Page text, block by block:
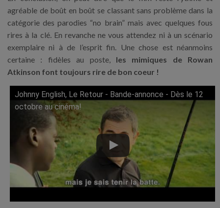
agréable de boût en boût se classant sans problème dans la
catégorie des parodies “no brain” mais avec quelques fous
rires à la clé. En revanche ne vous attendez ni à un scénario
exemplaire ni à de l’esprit fin. Une chose est néanmoins
certaine : fidèles au poste, les mimiques de Rowan
Atkinson font toujours rire de bon coeur !
Johnny English, Le Retour - Bande-annonce - Dès le 12
octobre au cinéma!
Lire cette vidéo sur YouTube